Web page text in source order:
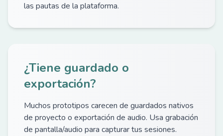
las pautas de la plataforma.
¿Tiene guardado o
exportación?
Muchos prototipos carecen de guardados nativos
de proyecto o exportación de audio. Usa grabación
de pantalla/audio para capturar tus sesiones.